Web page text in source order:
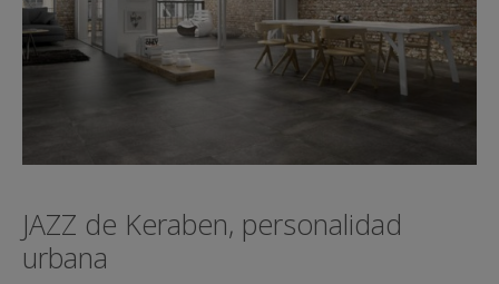
JAZZ de Keraben, personalidad
urbana